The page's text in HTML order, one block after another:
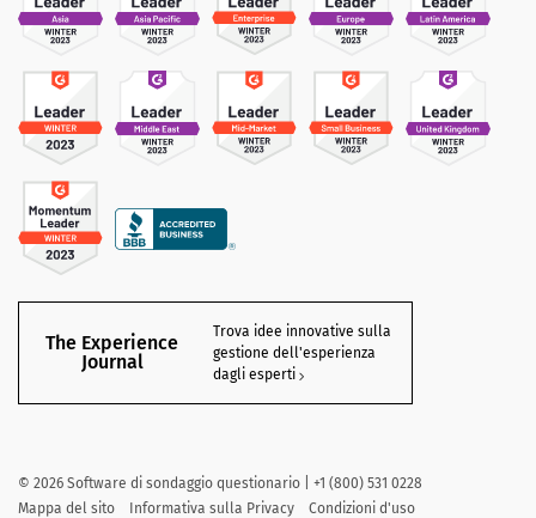
The Experience
Journal
Trova idee innovative sulla
gestione dell'esperienza
dagli esperti
© 2026 Software di sondaggio questionario | +1 (800) 531 0228
Mappa del sito
Informativa sulla Privacy Condizioni d'uso